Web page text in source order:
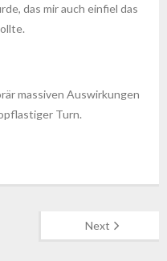
das mir auch einfiel das
massiven Auswirkungen
Turn.
Next